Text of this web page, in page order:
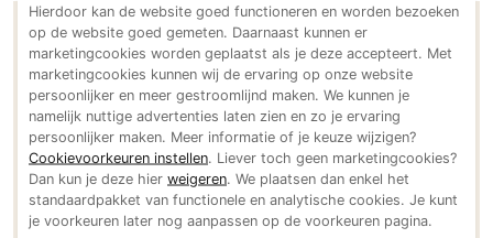
Beton Ciré
Behang / Wandtextiel
Natuursteen en keramiek
Leer
Schilderwerk
Stucwerk
Spuitwerk
Contactgegevens PM Lissé
Adresgegevens
Oerstroom 54
5421 WV Gemert
NL
Bereikbaar via
Hierdoor kan de website goed functioneren en worden bezoeken
op de website goed gemeten. Daarnaast kunnen er
marketingcookies worden geplaatst als je deze accepteert. Met
marketingcookies kunnen wij de ervaring op onze website
persoonlijker en meer gestroomlijnd maken. We kunnen je
namelijk nuttige advertenties laten zien en zo je ervaring
persoonlijker maken. Meer informatie of je keuze wijzigen?
Cookievoorkeuren instellen. Liever toch geen marketingcookies?
Dan kun je deze hier weigeren. We plaatsen dan enkel het
standaardpakket van functionele en analytische cookies. Je kunt
je voorkeuren later nog aanpassen op de voorkeuren pagina.